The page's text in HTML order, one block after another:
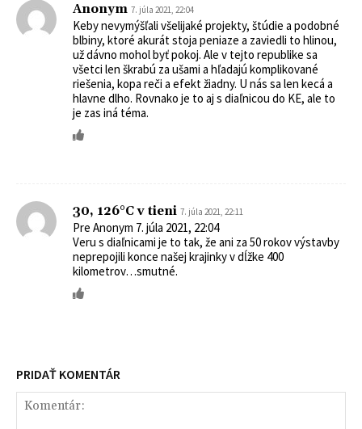
Anonym 7. júla 2021, 22:04
Keby nevymýšľali všelijaké projekty, štúdie a podobné
blbiny, ktoré akurát stoja peniaze a zaviedli to hlinou,
už dávno mohol byť pokoj. Ale v tejto republike sa
všetci len škrabú za ušami a hľadajú komplikované
riešenia, kopa reči a efekt žiadny. U nás sa len kecá a
hlavne dlho. Rovnako je to aj s diaľnicou do KE, ale to
je zas iná téma.
30, 126°C v tieni 7. júla 2021, 22:11
Pre Anonym 7. júla 2021, 22:04
Veru s diaľnicami je to tak, že ani za 50 rokov výstavby
neprepojili konce našej krajinky v dĺžke 400
kilometrov…smutné.
PRIDAŤ KOMENTÁR